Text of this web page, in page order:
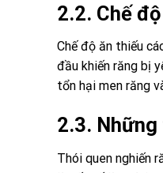
2.2. Chế
Chế độ ăn thiếu
đầu khiến răng bị
tổn hại men răng
2.3. Những
Thói quen nghiến